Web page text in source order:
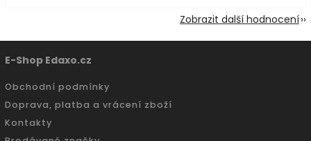
Zobrazit další hodnocení
E-Shop Edaxo.cz
Obchodní podmínky
Doprava, platba a vrácení zboží
Kontakty